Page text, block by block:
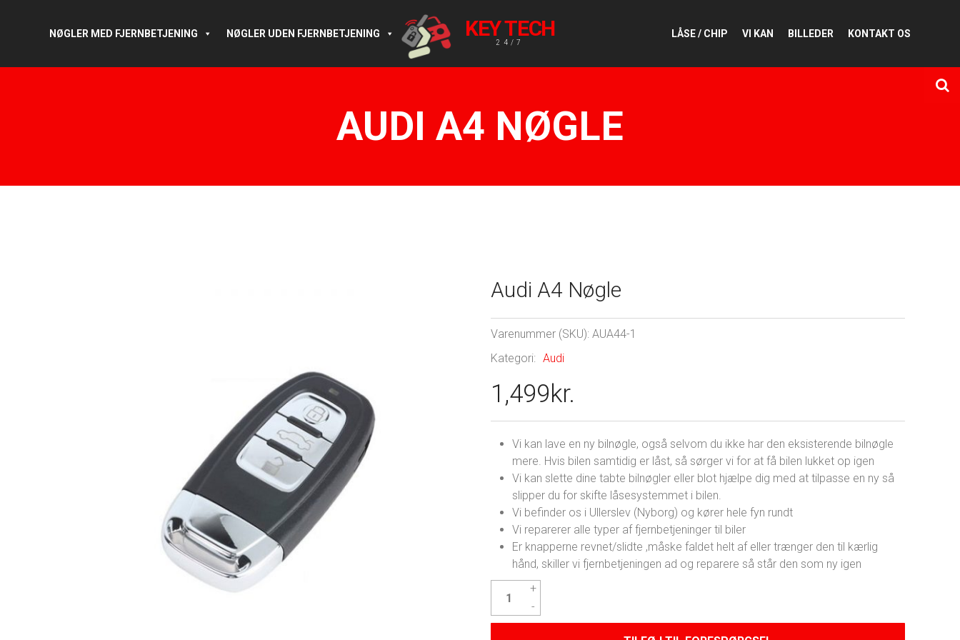
KEY TECH
24/7
NØGLER MED FJERNBETJENING NØGLER UDEN FJERNBETJENING LÅSE / CHIP VI KAN BILLEDER KONTAKT OS
AUDI A4 NØGLE
Audi A4 Nøgle
Varenummer (SKU): AUA44-1
Kategori: Audi
1,499kr.
Vi kan lave en ny bilnøgle, også selvom du ikke har den eksisterende bilnøgle
mere. Hvis bilen samtidig er låst, så sørger vi for at få bilen lukket op igen
Vi kan slette dine tabte bilnøgler eller blot hjælpe dig med at tilpasse en ny så
slipper du for skifte låsesystemmet i bilen.
Vi befinder os i Ullerslev (Nyborg) og kører hele fyn rundt
Vi reparerer alle typer af fjernbetjeninger til biler
Er knapperne revnet/slidte ,måske faldet helt af eller trænger den til kærlig
hånd, skiller vi fjernbetjeningen ad og reparere så står den som ny igen
Nøgle